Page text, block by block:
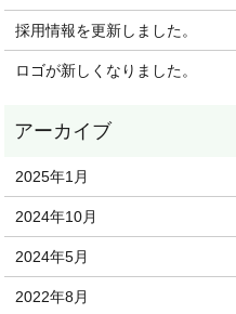
採用情報を更新しました。
ロゴが新しくなりました。
2025年1月
2024年10月
2024年5月
2022年8月